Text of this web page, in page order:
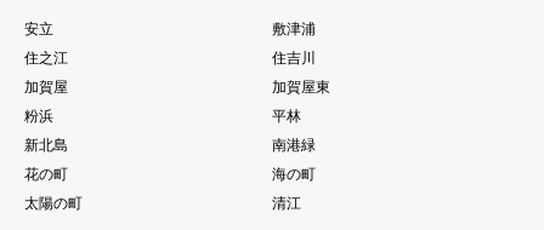
安立
敷津浦
住之江
住吉川
加賀屋
加賀屋東
粉浜
平林
新北島
南港緑
花の町
海の町
太陽の町
清江